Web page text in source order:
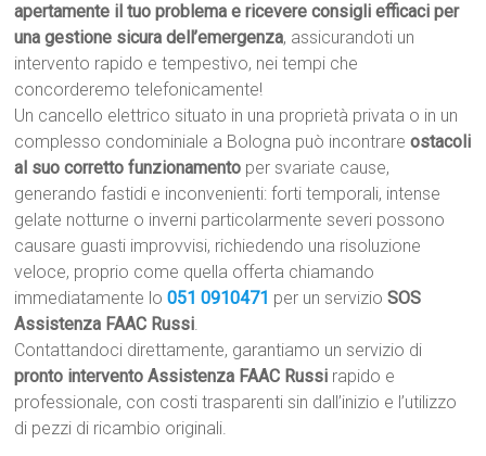
apertamente il tuo problema e ricevere consigli efficaci per
una gestione sicura dell’emergenza, assicurandoti un
intervento rapido e tempestivo, nei tempi che
concorderemo telefonicamente!
Un cancello elettrico situato in una proprietà privata o in un
complesso condominiale a Bologna può incontrare ostacoli
al suo corretto funzionamento per svariate cause,
generando fastidi e inconvenienti: forti temporali, intense
gelate notturne o inverni particolarmente severi possono
causare guasti improvvisi, richiedendo una risoluzione
veloce, proprio come quella offerta chiamando
immediatamente lo051 0910471 per un servizioSOS
Assistenza FAAC Russi.
Contattandoci direttamente, garantiamo un servizio di
pronto intervento Assistenza FAAC Russi rapido e
professionale, con costi trasparenti sin dall’inizio e l’utilizzo
di pezzi di ricambio originali.